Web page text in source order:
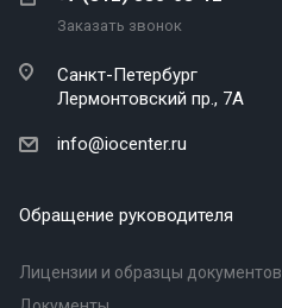
Заказать звонок
Санкт-Петербург
Лермонтовский пр., 7А
info@iocenter.ru
Обращение руководителя
Лицензии и образцы документов